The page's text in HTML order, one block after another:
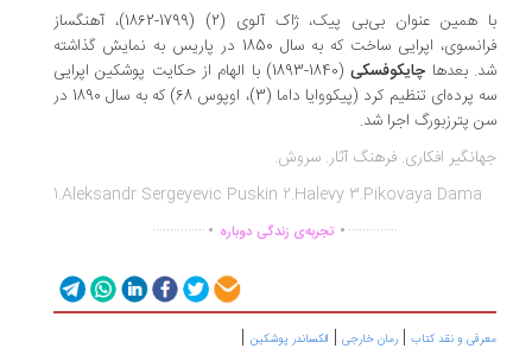
با همین عنوان بی‌بی پیک، ژاک آلوی (2) (1799-1862)، آهنگساز
فرانسوی، اپرایی ساخت که به سال 1850 در پاریس به نمایش گذاشته
بعدها چایکوفسکی
(1840-1893) با الهام از حکایت پوشکین اپرایی
سه پرده‌ای تنظیم کرد (پیکووایا داما (3)، اوپوس 68) که به سال 1890 در
پترزبورگ اجرا شد.
افکاری. فرهنگ آثار. سروش.
1.Aleksandr Sergeyevic Puskin 2.Halevy 3.Pikovaya Dama
................تجربه‌ی زندگی دوباره ...............
و نقد کتاب|رمان خارجی|الکساندر پوشکین|